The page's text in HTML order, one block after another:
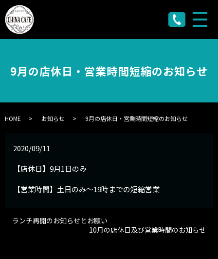
メ
9月の店休日・営業時間短縮のお知らせ
HOME お知らせ 9月の店休日・営業時間短縮のお知らせ
2020/09/11
【店休日】9月1日のみ
【営業時間】土日のみ〜19時までの短縮営業
ランチ再開のお知らせとお願い
10月の店休日及び営業時間のお知らせ